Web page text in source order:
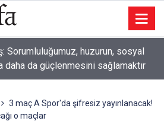
Sorumluluğumuz, huzurun, sosyal
daha da güçlenmesini sağlamaktır
3 maç A Spor'da şifresiz yayınlanacak!
o maçlar